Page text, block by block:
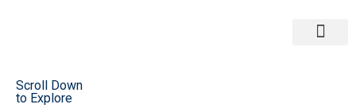
Scroll Down
to Explore